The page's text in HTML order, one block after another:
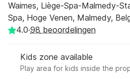
Waimes, Liège-Spa-Malmedy-
Spa, Hoge Venen, Malmedy,
4.0·98 beoordelingen
Kids zone available
Play area for kids inside the